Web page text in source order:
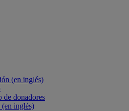
(en inglés)
de donadores
inglés)